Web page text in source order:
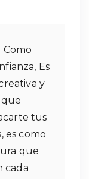
Como
Es
y
que
tus
es como
que
cada